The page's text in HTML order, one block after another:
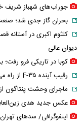
جوراب‌های شهباز شریف
بحران گاز جدی شد؛
دیوان عالی
کوبا در تاریکی فرو
رقیب آینده F-۳۵ از راه می‌رسد؛ جنگنده نسل ششمی چه مشخصاتی دارد؟
ماجرای وحشت پنتاگون
عکس جدید هدی
اینفوگرافی/ سدهای